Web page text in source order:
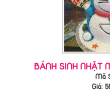
BÁNH SINH NHẬT
Mã
Giá: